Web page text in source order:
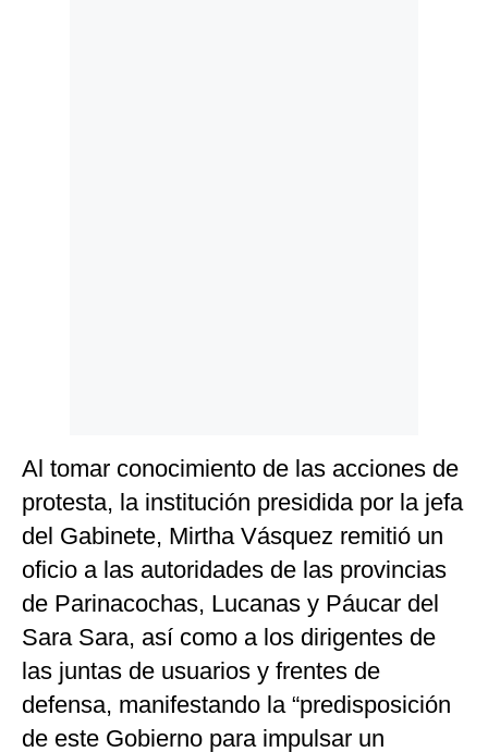
Al tomar conocimiento de las acciones de
protesta, la institución presidida por la jefa
del Gabinete, Mirtha Vásquez remitió un
oficio a las autoridades de las provincias
de Parinacochas, Lucanas y Páucar del
Sara Sara, así como a los dirigentes de
las juntas de usuarios y frentes de
defensa, manifestando la “predisposición
de este Gobierno para impulsar un